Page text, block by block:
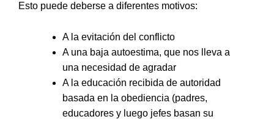
Esto puede deberse a diferentes motivos:
A la evitación del conflicto
A una baja autoestima, que nos lleva a
una necesidad de agradar
A la educación recibida de autoridad
basada en la obediencia (padres,
educadores y luego jefes basan su